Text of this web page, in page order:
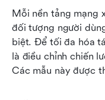
Mỗi nền tảng mạng
đối tượng người
biệt. Để tối đa hóa
là điều chỉnh chiến
Các mẫu này được